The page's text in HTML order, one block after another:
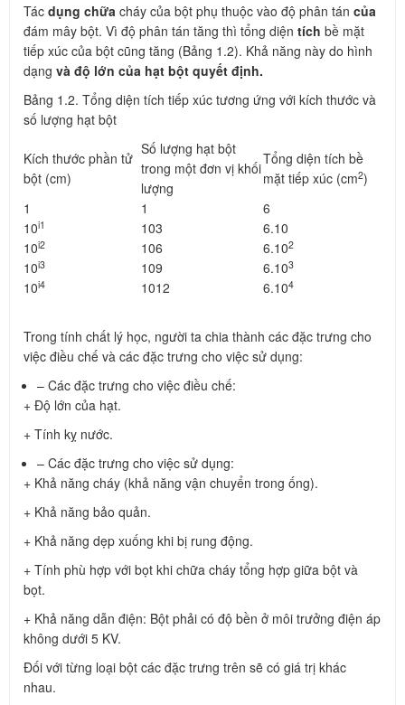
Tác dụng chữa cháy của bột phụ thuộc vào độ phân tán của
đám mây bột. Vì độ phân tán tăng thì tổng diện tích bề mặt
tiếp xúc của bột cũng tăng (Bảng 1.2). Khả năng này do hình
dạng và độ lớn của hạt bột quyết định.
Bảng 1.2. Tổng diện tích tiếp xúc tương ứng với kích thước và
số lượng hạt bột
Kích thước phần tử
bột (cm)
Số lượng hạt bột
trong một đơn vị khối
lượng
Tổng diện tích bề
mặt tiếp xúc (cm2)
1
1
6
10i1 103
6.10
10i2 106 6.102
10i3 109 6.103
10i4 1012 6.104
Trong tính chất lý học, người ta chia thành các đặc trưng cho
việc điều chế và các đặc trưng cho việc sử dụng:
– Các đặc trưng cho việc điều chế:
+ Độ lớn của hạt.
+ Tính kỵ nước.
– Các đặc trưng cho việc sử dụng:
+ Khả năng cháy (khả năng vận chuyển trong ống).
+ Khả năng bảo quản.
+ Khả năng dẹp xuống khi bị rung động.
+ Tính phù hợp với bọt khi chữa cháy tổng hợp giữa bột và
bọt.
+ Khả năng dẫn điện: Bột phải có độ bền ở môi trưởng điện áp
không dưới 5 KV.
Đối với từng loại bột các đặc trưng trên sẽ có giá trị khác
nhau.